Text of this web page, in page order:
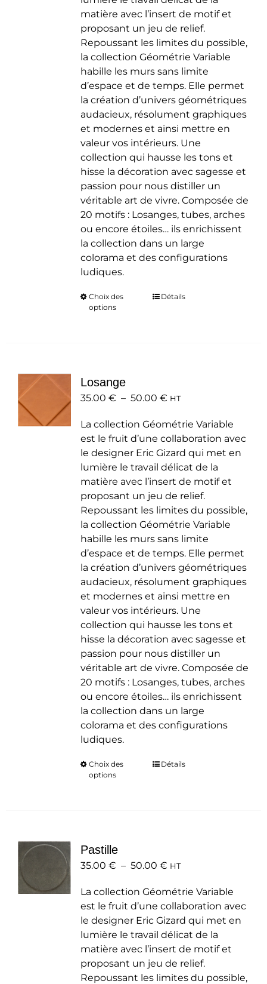
du
produit
matière avec l’insert de motif et
proposant un jeu de relief.
Repoussant les limites du possible,
la collection Géométrie Variable
habille les murs sans limite
d’espace et de temps. Elle permet
la création d’univers géométriques
audacieux, résolument graphiques
et modernes et ainsi mettre en
valeur vos intérieurs. Une
collection qui hausse les tons et
hisse la décoration avec sagesse et
passion pour nous distiller un
véritable art de vivre. Composée de
20 motifs : Losanges, tubes, arches
ou encore étoiles… ils enrichissent
la collection dans un large
colorama et des configurations
ludiques.
Choix des
options
Ce
peuvent
choisies
sur
la
page
du
produit
Détails
Losange
35.00 € – 50.00 €Plage
prix :
35.00 €
à
50.00 €
HT
La collection Géométrie Variable
est le fruit d’une collaboration avec
le designer Eric Gizard qui met en
lumière le travail délicat de la
matière avec l’insert de motif et
proposant un jeu de relief.
Repoussant les limites du possible,
la collection Géométrie Variable
habille les murs sans limite
d’espace et de temps. Elle permet
la création d’univers géométriques
audacieux, résolument graphiques
et modernes et ainsi mettre en
valeur vos intérieurs. Une
collection qui hausse les tons et
hisse la décoration avec sagesse et
passion pour nous distiller un
véritable art de vivre. Composée de
20 motifs : Losanges, tubes, arches
ou encore étoiles… ils enrichissent
la collection dans un large
colorama et des configurations
ludiques.
Choix des
options
Ce
peuvent
choisies
sur
la
page
du
produit
Détails
Pastille
35.00 € – 50.00 €Plage
prix :
35.00 €
à
50.00 €
HT
La collection Géométrie Variable
est le fruit d’une collaboration avec
le designer Eric Gizard qui met en
lumière le travail délicat de la
matière avec l’insert de motif et
proposant un jeu de relief.
Repoussant les limites du possible,